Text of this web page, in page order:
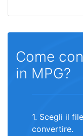
Come
in MPG?
1. Scegli il
convertire.